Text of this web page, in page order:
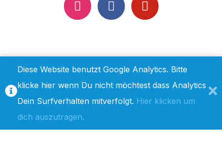
IMPRESSUM / DISCLAIMER DATENSCHUTZ
COPYRIGHT © 2019 LOWCARB-BACKREZEPTE.DE — DESIGNED BYWPZOOM
Diese Website benutzt Google Analytics. Bitte
klicke hier wenn Du nicht möchtest dass Analytics
Dein Surfverhalten mitverfolgt. Hier klicken um
dich auszutragen.